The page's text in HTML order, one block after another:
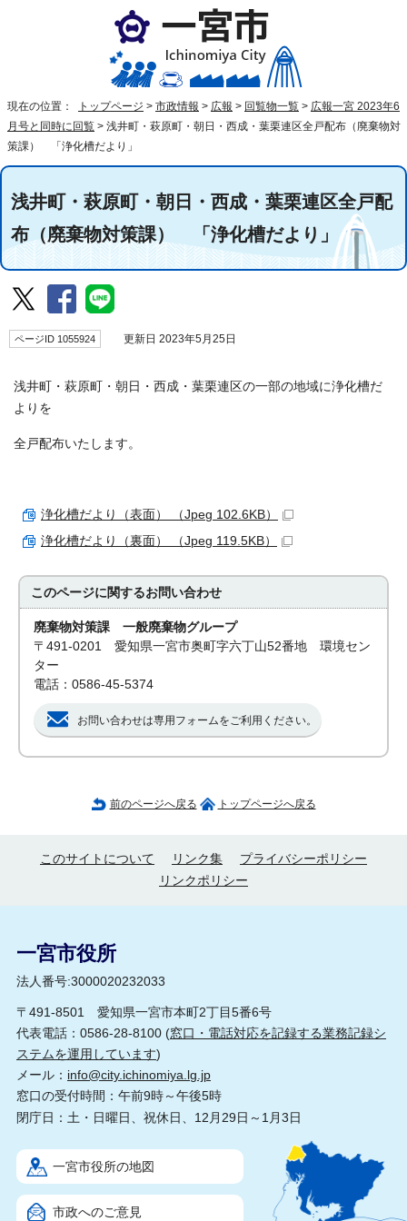
現在の位置： トップページ > 市政情報 > 広報 > 回覧物一覧 > 広報一宮 2023年6
月号と同時に回覧 > 浅井町・萩原町・朝日・西成・葉栗連区全戸配布（廃棄物対
策課） 「浄化槽だより」
浅井町・萩原町・朝日・西成・葉栗連区全戸配
布（廃棄物対策課） 「浄化槽だより」
ページID 1055924 更新日 2023年5月25日
浅井町・萩原町・朝日・西成・葉栗連区の一部の地域に浄化槽だ
よりを
全戸配布いたします。
浄化槽だより（表面） （Jpeg 102.6KB）
浄化槽だより（裏面） （Jpeg 119.5KB）
このページに関するお問い合わせ
廃棄物対策課 一般廃棄物グループ
〒491-0201 愛知県一宮市奥町字六丁山52番地 環境セン
ター
電話：0586-45-5374
お問い合わせは専用フォームをご利用ください。
前のページへ戻る トップページへ戻る
このサイトについて リンク集
プライバシーポリシー
リンクポリシー
一宮市役所
法人番号:3000020232033
〒491-8501 愛知県一宮市本町2丁目5番6号
代表電話：0586-28-8100 (窓口・電話対応を記録する業務記録シ
ステムを運用しています)
メール： info@city.ichinomiya.lg.jp
窓口の受付時間：午前9時～午後5時
閉庁日：土・日曜日、祝休日、12月29日～1月3日
一宮市役所の地図
市政へのご意見